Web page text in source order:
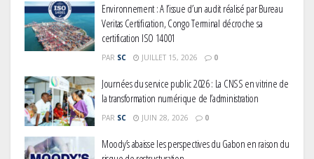
Environnement : A l’issue d’un audit réalisé par Bureau
Veritas Certification, Congo Terminal décroche sa
certification ISO 14001
PAR SC JUILLET 15, 2026 0
Journées du service public 2026 : La CNSS en vitrine de
la transformation numérique de l’administration
PAR SC JUIN 28, 2026 0
Moody’s abaisse les perspectives du Gabon en raison du